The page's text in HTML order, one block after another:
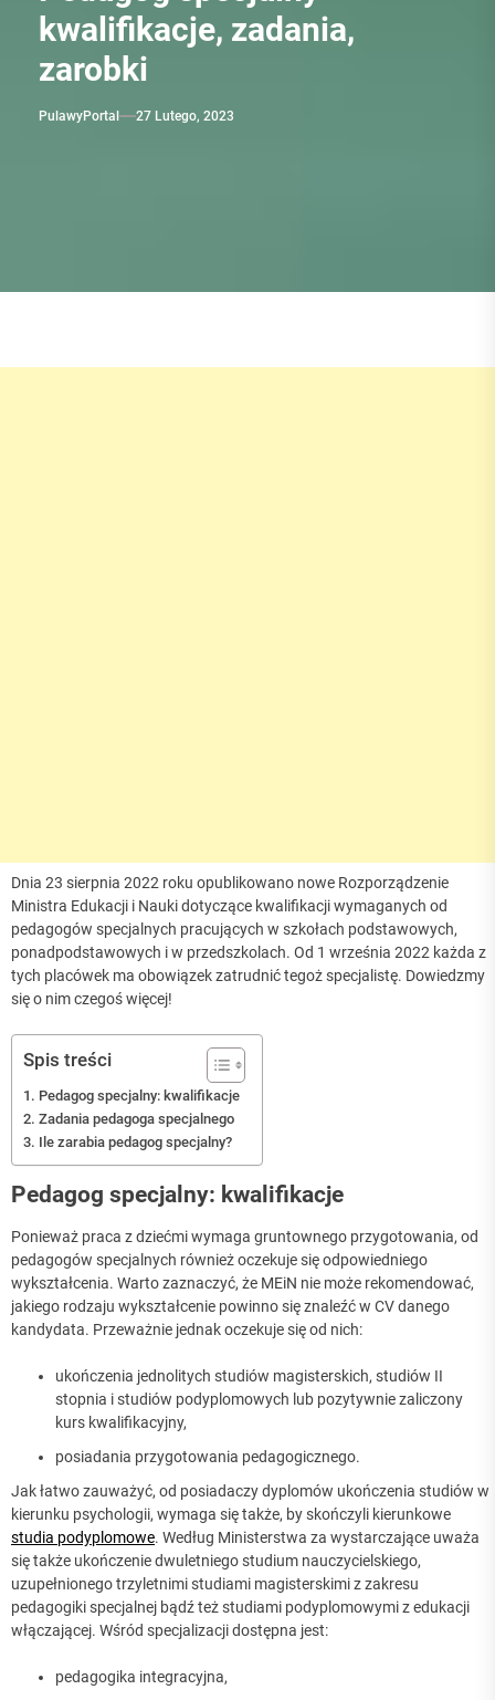
kwalifikacje, zadania,
zarobki
PulawyPortal 27 Lutego, 2023
Dnia 23 sierpnia 2022 roku opublikowano nowe Rozporządzenie
Ministra Edukacji i Nauki dotyczące kwalifikacji wymaganych od
pedagogów specjalnych pracujących w szkołach podstawowych,
ponadpodstawowych i w przedszkolach. Od 1 września 2022 każda z
tych placówek ma obowiązek zatrudnić tegoż specjalistę. Dowiedzmy
się o nim czegoś więcej!
Spis treści
Pedagog specjalny: kwalifikacje
Zadania pedagoga specjalnego
Ile zarabia pedagog specjalny?
Pedagog specjalny: kwalifikacje
Ponieważ praca z dziećmi wymaga gruntownego przygotowania, od
pedagogów specjalnych również oczekuje się odpowiedniego
wykształcenia. Warto zaznaczyć, że MEiN nie może rekomendować,
jakiego rodzaju wykształcenie powinno się znaleźć w CV danego
kandydata. Przeważnie jednak oczekuje się od nich:
ukończenia jednolitych studiów magisterskich, studiów II
stopnia i studiów podyplomowych lub pozytywnie zaliczony
kurs kwalifikacyjny,
posiadania przygotowania pedagogicznego.
Jak łatwo zauważyć, od posiadaczy dyplomów ukończenia studiów w
kierunku psychologii, wymaga się także, by skończyli kierunkowe
studia podyplomowe. Według Ministerstwa za wystarczające uważa
się także ukończenie dwuletniego studium nauczycielskiego,
uzupełnionego trzyletnimi studiami magisterskimi z zakresu
pedagogiki specjalnej bądź też studiami podyplomowymi z edukacji
włączającej. Wśród specjalizacji dostępna jest:
pedagogika integracyjna,